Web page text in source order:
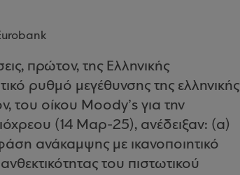
πρώτον, της Ελληνικής
ρυθμό μεγέθυνσης της ελληνικής
του οίκου Moody’s για την
(14 Μαρ-25), ανέδειξαν: (a)
ανάκαμψης με ικανοποιητικό
του πιστωτικού